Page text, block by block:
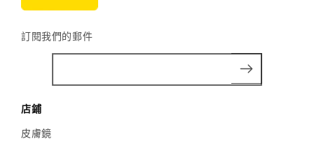
訂閱我們的郵件
店鋪
皮膚鏡